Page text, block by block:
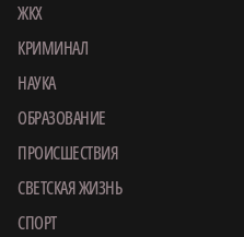
ЖКХ
КРИМИНАЛ
НАУКА
ОБРАЗОВАНИЕ
ПРОИСШЕСТВИЯ
СВЕТСКАЯ ЖИЗНЬ
СПОРТ